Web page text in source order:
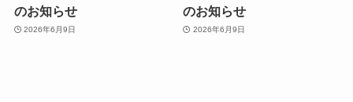
のお知らせ
2026年6月9日
のお知らせ
2026年6月9日